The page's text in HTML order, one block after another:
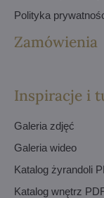
Polityka
Zamówienia
Inspiracje i
Galeria zdjęć
Galeria wideo
Katalog żyrandoli
Katalog wnętrz